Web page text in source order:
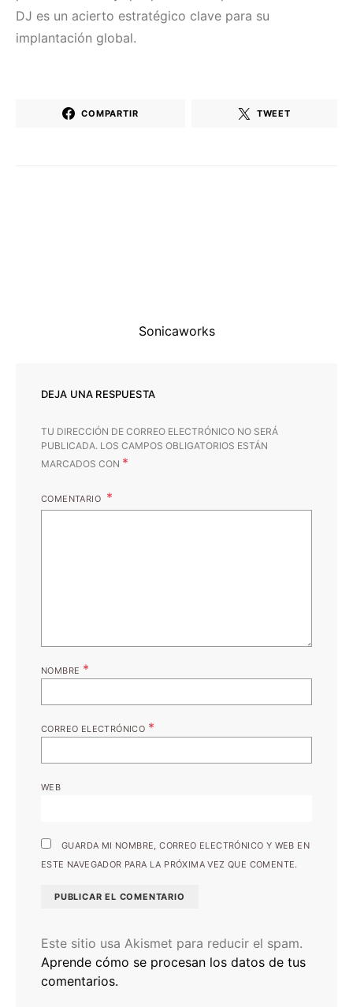
DJ es un acierto estratégico clave para su
implantación global.
COMPARTIR TWEET
Sonicaworks
DEJA UNA RESPUESTA
TU DIRECCIÓN DE CORREO ELECTRÓNICO NO SERÁ
PUBLICADA. LOS CAMPOS OBLIGATORIOS ESTÁN
MARCADOS CON *
COMENTARIO
NOMBRE *
CORREO ELECTRÓNICO *
WEB
GUARDA MI NOMBRE, CORREO ELECTRÓNICO Y WEB EN
ESTE NAVEGADOR PARA LA PRÓXIMA VEZ QUE COMENTE.
Este sitio usa Akismet para reducir el spam.
Aprende cómo se procesan los datos de tus
comentarios.